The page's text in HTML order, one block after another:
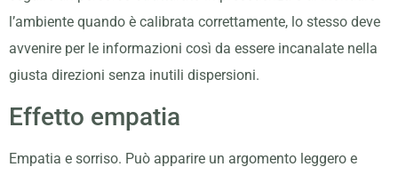
l’ambiente quando è calibrata correttamente, lo stesso deve
avvenire per le informazioni così da essere incanalate nella
giusta direzioni senza inutili dispersioni.
Effetto empatia
Empatia e sorriso. Può apparire un argomento leggero e